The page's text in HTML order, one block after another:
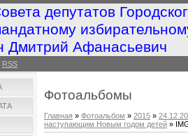
депутатов
Дмитрий Афанасьевич
RSS
Фотоальбомы
Главная » Фотоальбом » 2015 »
наступающим Новым годом детей »